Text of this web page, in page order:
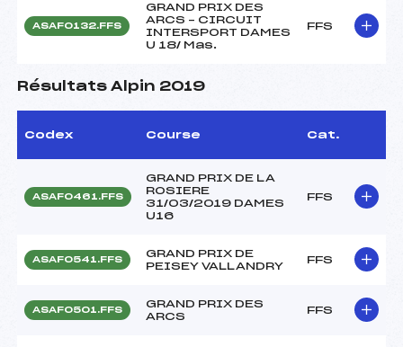
ASAF0132.FFS
GRAND PRIX DES
ARCS – CIRCUIT
INTERSPORT DAMES
U 18/ Mas.
FFS
Résultats Alpin 2019
Codex Course Cat.
ASAF0461.FFS
GRAND PRIX DE LA
ROSIERE
31/03/2019 DAMES
U16
FFS
ASAF0541.FFS
GRAND PRIX DE
PEISEY VALLANDRY
FFS
ASAF0501.FFS
GRAND PRIX DES
ARCS
FFS